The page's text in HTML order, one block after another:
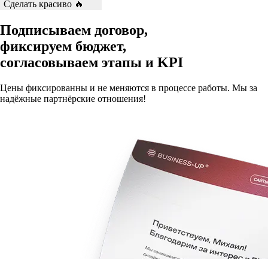
Сделать красиво 🔥
Подписываем договор,
фиксируем бюджет,
согласовываем этапы и KPI
Цены фиксированны и не меняются в процессе работы. Мы за
надёжные партнёрские отношения!